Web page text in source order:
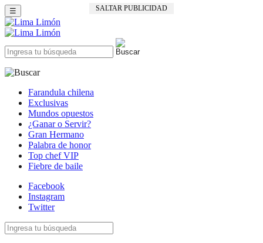
SALTAR PUBLICIDAD
☰
Farandula chilena
Exclusivas
Mundos opuestos
¿Ganar o Servir?
Gran Hermano
Palabra de honor
Top chef VIP
Fiebre de baile
Facebook
Instagram
Twitter